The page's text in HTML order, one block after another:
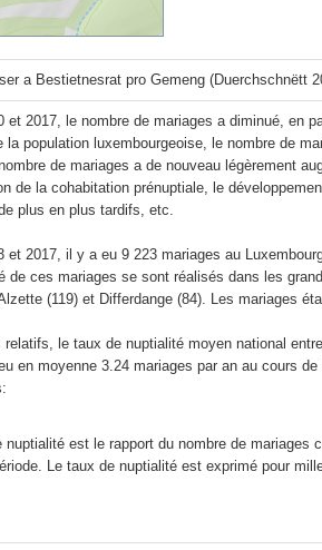
a Bestietnesrat pro Gemeng (Duerchschnëtt
et 2017, le nombre de mariages a diminué, en
la population luxembourgeoise, le nombre de
de mariages a de nouveau légèrement
de la cohabitation prénuptiale, le
plus en plus tardifs, etc.
et 2017, il y a eu 9 223 mariages au
de ces mariages se sont réalisés dans les
(119) et Differdange (84). Les mariages
relatifs, le taux de nuptialité moyen national
nuptialité est le rapport du nombre de mariages
Le taux de nuptialité est exprimé pour